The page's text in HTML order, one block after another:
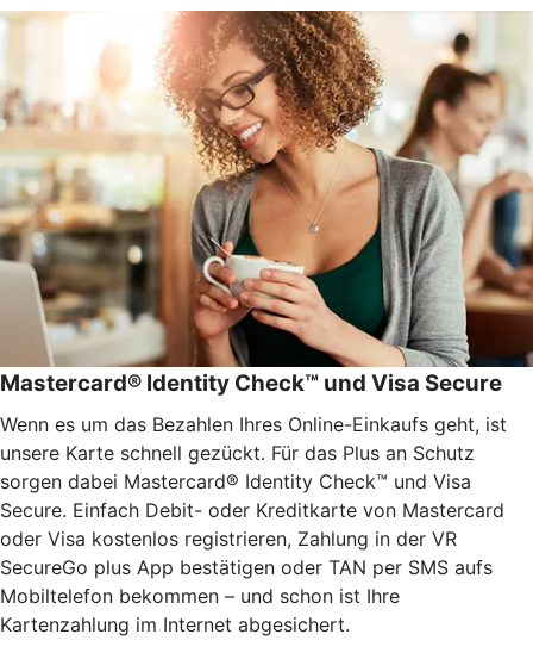
Mastercard® Identity Check™ und Visa Secure
Wenn es um das Bezahlen Ihres Online-Einkaufs geht, ist
unsere Karte schnell gezückt. Für das Plus an Schutz
sorgen dabei Mastercard® Identity Check™ und Visa
Secure. Einfach Debit- oder Kreditkarte von Mastercard
oder Visa kostenlos registrieren, Zahlung in der VR
SecureGo plus App bestätigen oder TAN per SMS aufs
Mobiltelefon bekommen – und schon ist Ihre
Kartenzahlung im Internet abgesichert.